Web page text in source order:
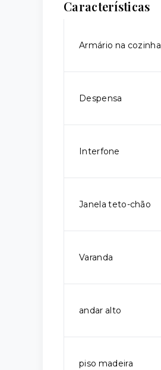
Características
Armário na cozinha
Despensa
Interfone
Janela teto-chão
Varanda
andar alto
piso madeira